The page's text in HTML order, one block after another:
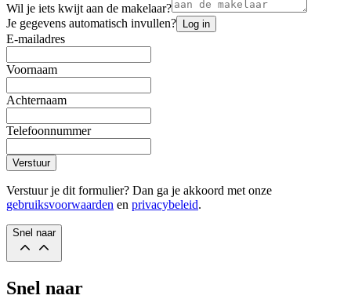
Wil je iets kwijt aan de makelaar?
Je gegevens automatisch invullen? Log in
E-mailadres
Voornaam
Achternaam
Telefoonnummer
Verstuur
Verstuur je dit formulier? Dan ga je akkoord met onze
gebruiksvoorwaarden en privacybeleid.
Snel naar
Snel naar